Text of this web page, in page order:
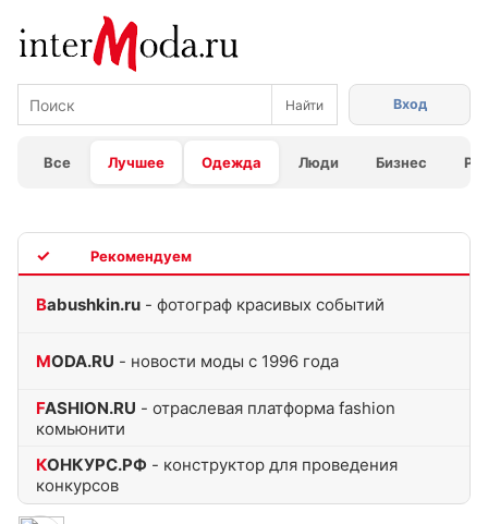
Все Лучшее Одежда Люди Бизнес
Вход
Babushkin.ru - фотограф красивых событий
MODA.RU - новости моды с 1996 года
FASHION.RU - отраслевая платформа fashion
комьюнити
КОНКУРС.РФ - конструктор для проведения
конкурсов